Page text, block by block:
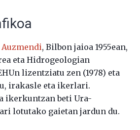
, Bilbon jaioa 1955ean,
eta Hidrogeologian
lizentziatu zen (1978) eta
irakasle eta ikerlari.
ikerkuntzan beti Ura-
lotutako gaietan jardun du.